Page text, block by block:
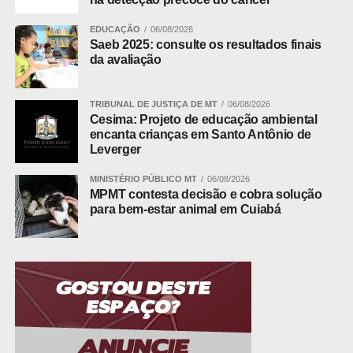
Diamantino no Dia Nacional de
Cooperar
A assessora de Cooperativismo e Sustentabilidade da
Sicredi Ouro Verde Mato Grosso/Pará, Karoline Martelli,
ADVERTISEMENT
cooperativa e a Secretaria Municipal de Educação. O
teatro é uma forma lúdica de apresentar o cooperativismo
às crianças, despertando valores como cooperação,
respeito e trabalho em equipe.”
EDUCAÇÃO 06/08/2026
Saeb 2025: consulte os resultados finais
da avaliação
TRIBUNAL DE JUSTIÇA DE MT 06/08/2026
Cesima: Projeto de educação ambiental
encanta crianças em Santo Antônio de
Leverger
MINISTÉRIO PÚBLICO MT 06/08/2026
MPMT contesta decisão e cobra solução
para bem-estar animal em Cuiabá